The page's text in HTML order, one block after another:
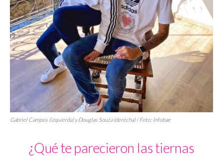
Gabriel Campos (izquierda) y Douglas Souza (derecha) / Foto: Infobae
¿Qué te parecieron las tiernas